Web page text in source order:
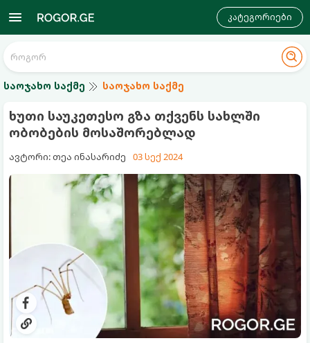
კატეგორიები
საოჯახო საქმე საოჯახო საქმე
ხუთი საუკეთესო გზა თქვენს სახლში
ობობების მოსაშორებლად
ავტორი: თეა ინასარიძე 03 სექ 2024